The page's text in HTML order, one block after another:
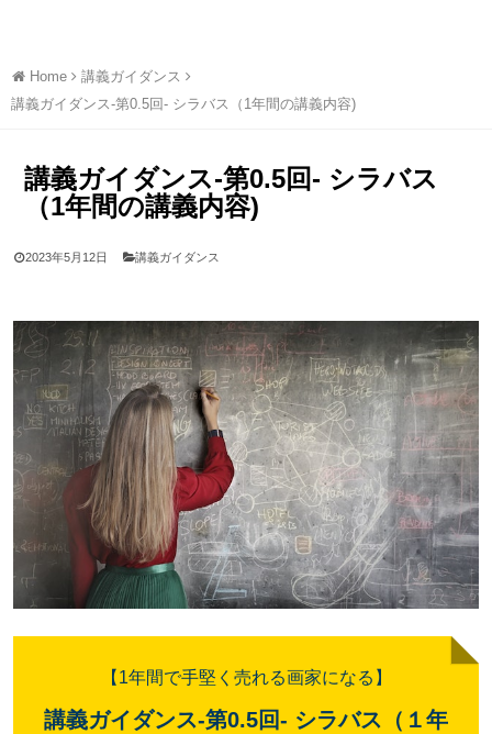
Home
講義ガイダンス
講義ガイダンス-第0.5回- シラバス（1年間の講義内容)
講義ガイダンス-第0.5回- シラバス
（1年間の講義内容)
2023年5月12日 講義ガイダンス
【 1年間で手堅く売れる画家になる】
講義ガイダンス-第0.5回- シラバス（１年